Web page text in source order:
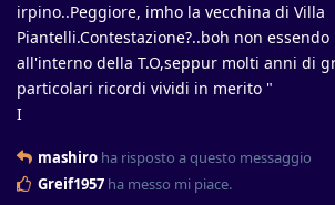
irpino..Peggiore, imho la vecchina di Villa
Piantelli.Contestazione?..boh non
all'interno della T.O,seppur molti anni di
particolari ricordi vividi in merito "
I
mashiro ha risposto a questo messaggio
Greif1957 ha messo mi piace.